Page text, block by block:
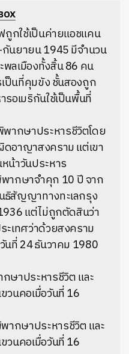
ถูกใช้เป็นค่ายแอชแคน
นยายน 1945 มีจำนวน
ลเมืองทั้งสิ้น 86 คน
ป็นที่คุมขัง ชั้นสองถูก
อเมริกันใช้เป็นพื้นที่
ากษาประหารชีวิตโดย
อาญาสงคราม แต่เขา
น้าวันประหาร
ากษาจำคุก 10 ปี จาก
ธิสัญญาทางทะเลกรุง
แต่ไม่ถูกตัดสินว่า
ะเทศว่าด้วยสงคราม
วันที่ 24 ธันวาคม 1980
าประหารชีวิต และ
วนคอเมื่อวันที่ 16
ากษาประหารชีวิต และ
วนคอเมื่อวันที่ 16